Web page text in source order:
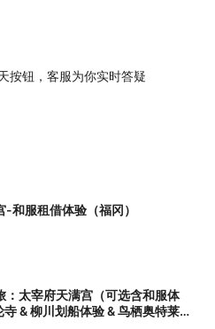
按钮，客服为你实时答疑
-和服租借体验（福冈）
：太宰府天满宫（可选含和服体
& 柳川划船体验 & 鸟栖奥特莱斯